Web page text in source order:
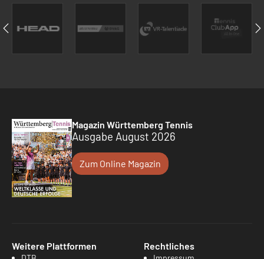
Magazin Württemberg Tennis
Ausgabe August 2026
Zum Online Magazin
Weitere Plattformen Rechtliches